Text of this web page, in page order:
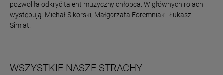
pozwoliła odkryć talent muzyczny chłopca. W głównych rolach
występują: Michał Sikorski, Małgorzata Foremniak i Łukasz
Simlat.
WSZYSTKIE NASZE STRACHY